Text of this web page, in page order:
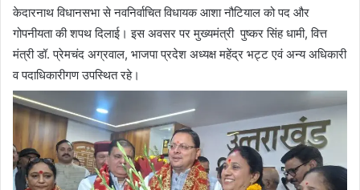
केदारनाथ विधानसभा से नवनिर्वाचित विधायक आशा नौटियाल को पद और
गोपनीयता की शपथ दिलाई। इस अवसर पर मुख्यमंत्री पुष्कर सिंह धामी, वित्त
मंत्री डॉ. प्रेमचंद अग्रवाल, भाजपा प्रदेश अध्यक्ष महेंद्र भट्ट एवं अन्य अधिकारी
व पदाधिकारीगण उपस्थित रहे।